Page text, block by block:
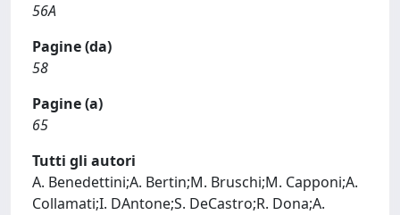
56A
Pagine (da)
58
Pagine (a)
65
Tutti gli autori
A. Benedettini;A. Bertin;M. Bruschi;M. Capponi;A.
Collamati;I. DAntone;S. DeCastro;R. Dona;A.